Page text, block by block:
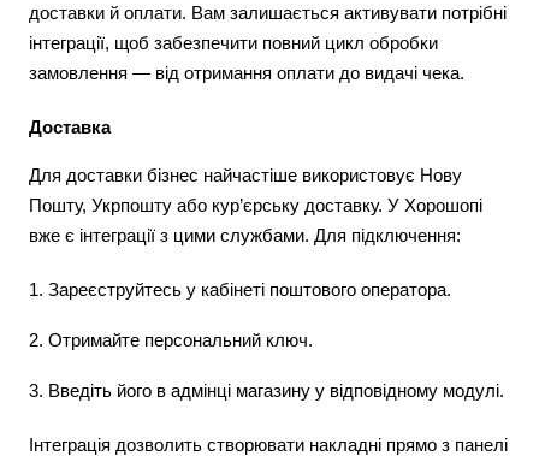
доставки й оплати. Вам залишається активувати потрібні
інтеграції, щоб забезпечити повний цикл обробки
замовлення — від отримання оплати до видачі чека.
Доставка
Для доставки бізнес найчастіше використовує Нову
Пошту, Укрпошту або кур’єрську доставку. У Хорошопі
вже є інтеграції з цими службами. Для підключення:
Зареєструйтесь у кабінеті поштового оператора.
Отримайте персональний ключ.
Введіть його в адмінці магазину у відповідному модулі.
Інтеграція дозволить створювати накладні прямо з панелі